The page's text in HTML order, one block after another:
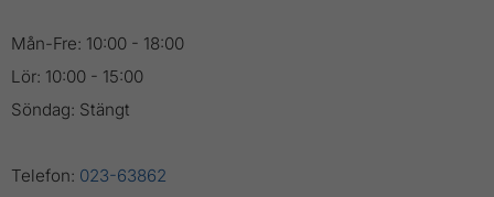
Mån-Fre: 10:00 - 18:00
Lör: 10:00 - 15:00
Söndag: Stängt
Telefon: 023-63862